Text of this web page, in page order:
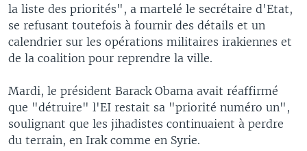
la liste des priorités", a martelé le secrétaire d'Etat,
se refusant toutefois à fournir des détails et un
calendrier sur les opérations militaires irakiennes et
de la coalition pour reprendre la ville.
Mardi, le président Barack Obama avait réaffirmé
que "détruire" l'EI restait sa "priorité numéro un",
soulignant que les jihadistes continuaient à perdre
du terrain, en Irak comme en Syrie.